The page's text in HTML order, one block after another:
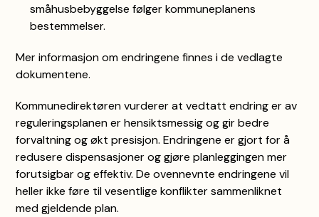
småhusbebyggelse følger kommuneplanens
bestemmelser.
Mer informasjon om endringene finnes i de vedlagte
dokumentene.
Kommunedirektøren vurderer at vedtatt endring er av
reguleringsplanen er hensiktsmessig og gir bedre
forvaltning og økt presisjon. Endringene er gjort for å
redusere dispensasjoner og gjøre planleggingen mer
forutsigbar og effektiv. De ovennevnte endringene vil
heller ikke føre til vesentlige konflikter sammenliknet
med gjeldende plan.